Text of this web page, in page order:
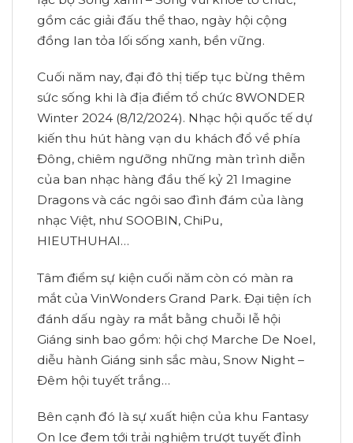
gồm các giải đấu thể thao, ngày hội cộng
đồng lan tỏa lối sống xanh, bền vững.
Cuối năm nay, đại đô thị tiếp tục bừng thêm
sức sống khi là địa điểm tổ chức 8WONDER
Winter 2024 (8/12/2024). Nhạc hội quốc tế dự
kiến thu hút hàng vạn du khách đổ về phía
Đông, chiêm ngưỡng những màn trình diễn
của ban nhạc hàng đầu thế kỷ 21 Imagine
Dragons và các ngôi sao đình đám của làng
nhạc Việt, như SOOBIN, ChiPu,
HIEUTHUHAI…
Tâm điểm sự kiện cuối năm còn có màn ra
mắt của VinWonders Grand Park. Đại tiện ích
đánh dấu ngày ra mắt bằng chuỗi lễ hội
Giáng sinh bao gồm: hội chợ Marche De Noel,
diễu hành Giáng sinh sắc màu, Snow Night –
Đêm hội tuyết trắng…
Bên cạnh đó là sự xuất hiện của khu Fantasy
On Ice đem tới trải nghiệm trượt tuyết đỉnh